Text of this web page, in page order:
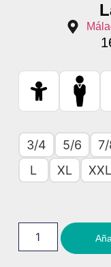
3/4 5/6
L
XL XXL